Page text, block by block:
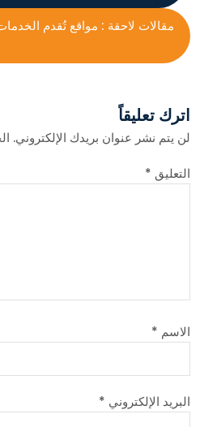
مقالات لاحقة : مواقع تُقدم
اترك تعليقاً
لن يتم نشر عنوان بريدك الإلكتروني.
التعليق *
الاسم *
البريد الإلكتروني *